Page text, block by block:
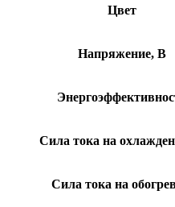
Цвет
Напряжение, В
Сила тока на
Сила тока на